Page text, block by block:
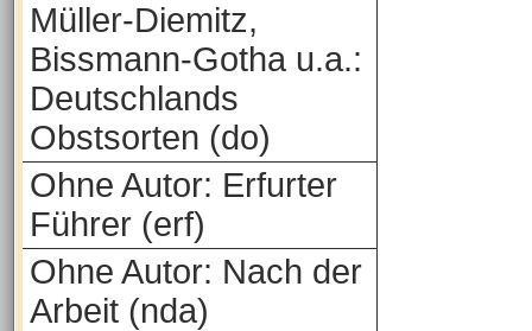
Müller-Diemitz,
Bissmann-Gotha u.a.:
Deutschlands
Obstsorten (do)
Ohne Autor: Erfurter
Führer (erf)
Ohne Autor: Nach der
Arbeit (nda)